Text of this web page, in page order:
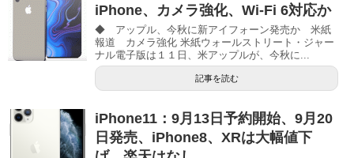
iPhone、カメラ強化、Wi-Fi 6対応か
◆ アップル、今秋に新アイフォーン発売か 米紙
報道 カメラ強化 米紙ウォールストリート・ジャー
ナル電子版は１１日、米アップルが、今秋に...
記事を読む
iPhone11：9月13日予約開始、9月20
日発売、iPhone8、XRは大幅値下